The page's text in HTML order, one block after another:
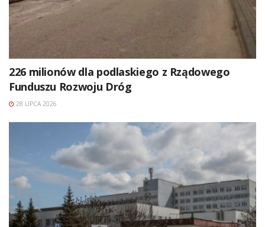
226 milionów dla podlaskiego z Rządowego
Funduszu Rozwoju Dróg
28 LIPCA 2026